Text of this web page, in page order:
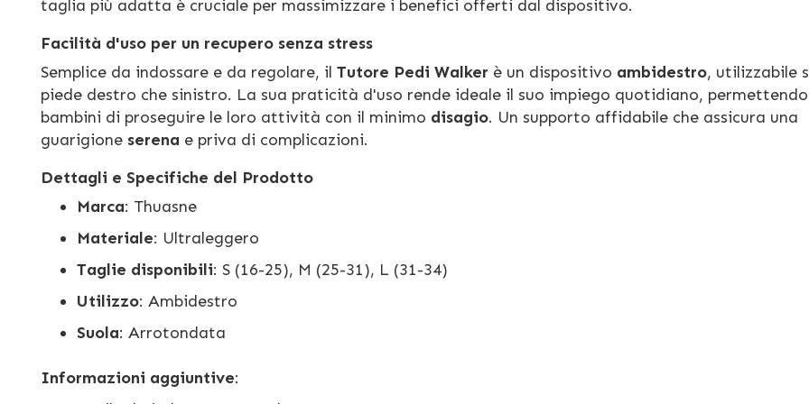
taglia più adatta è cruciale per massimizzare i benefici offerti dal dispositivo.
Facilità d'uso per un recupero senza stress
Semplice da indossare e da regolare, il Tutore Pedi Walker è un dispositivo ambidestro, utilizzabile
piede destro che sinistro. La sua praticità d'uso rende ideale il suo impiego quotidiano,
bambini di proseguire le loro attività con il minimo disagio. Un supporto affidabile che assicura una
guarigione serena e priva di complicazioni.
Dettagli e Specifiche del Prodotto
Marca: Thuasne
Materiale: Ultraleggero
Taglie disponibili: S (16-25), M (25-31), L (31-34)
Utilizzo: Ambidestro
Suola: Arrotondata
Informazioni aggiuntive: